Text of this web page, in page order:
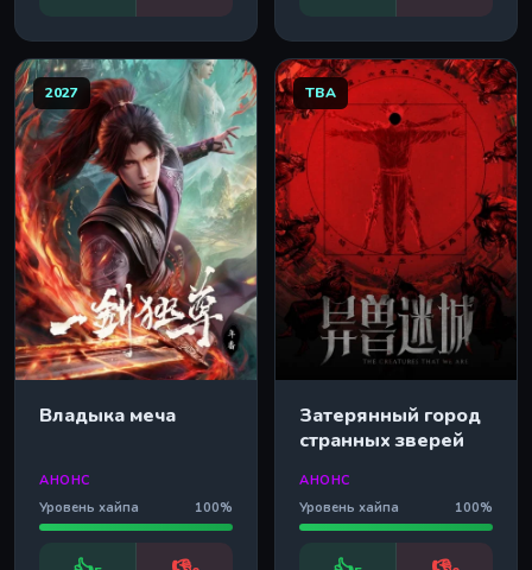
2027
Владыка меча
АНОНС
Уровень хайпа
100%
TBA
Затерянный город
странных зверей
АНОНС
Уровень хайпа
100%